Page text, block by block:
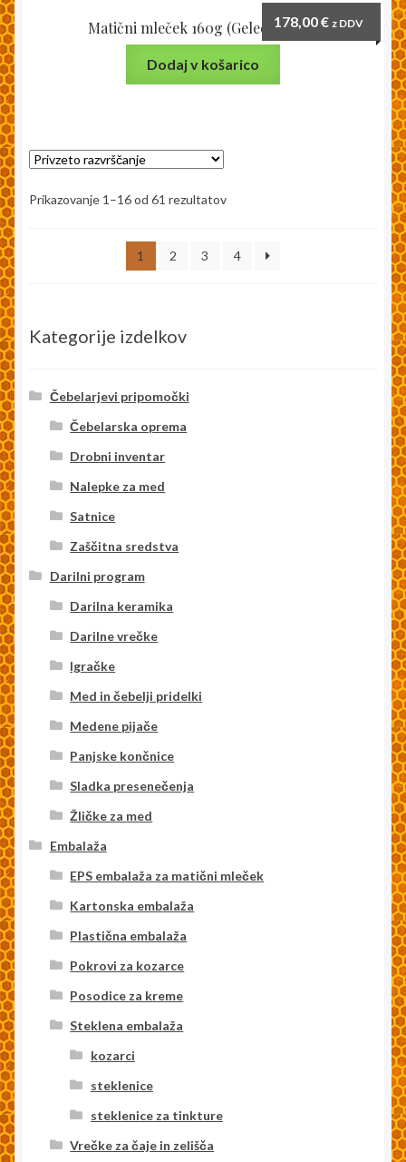
Matični mleček 160g (Gelee Royale)
178,00€ z DDV
Dodaj v košarico
Prikazovanje 1–16 od 61 rezultatov
1 2 3 4
Kategorije izdelkov
Čebelarjevi pripomočki
Čebelarska oprema
Drobni inventar
Nalepke za med
Satnice
Zaščitna sredstva
Darilni program
Darilna keramika
Darilne vrečke
Igračke
Med in čebelji pridelki
Medene pijače
Panjske končnice
Sladka presenečenja
Žličke za med
Embalaža
EPS embalaža za matični mleček
Kartonska embalaža
Plastična embalaža
Pokrovi za kozarce
Posodice za kreme
Steklena embalaža
kozarci
steklenice
steklenice za tinkture
Vrečke za čaje in zelišča